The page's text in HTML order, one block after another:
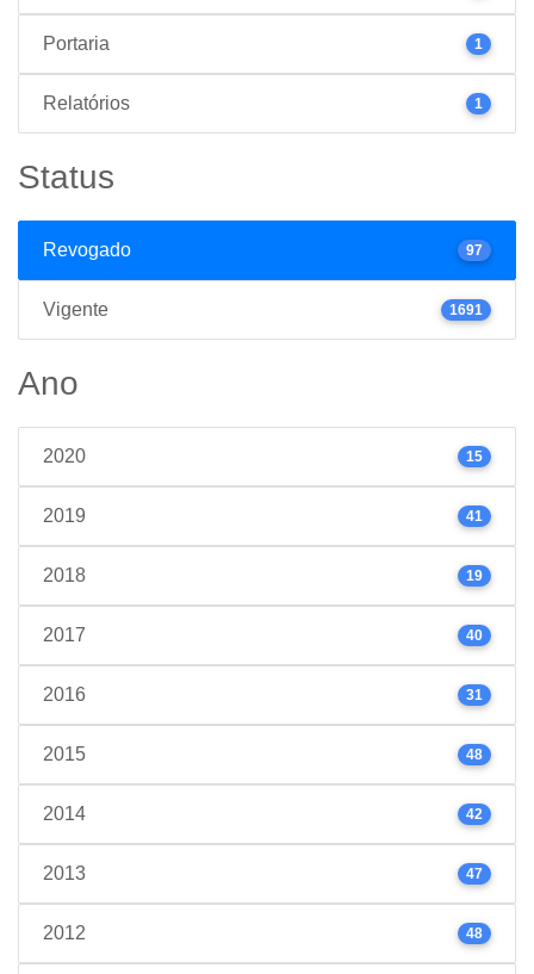
Portaria 1
Relatórios 1
Status
Revogado 97
Vigente 1691
Ano
2020 15
2019 41
2018 19
2017 40
2016 31
2015 48
2014 42
2013 47
2012 48